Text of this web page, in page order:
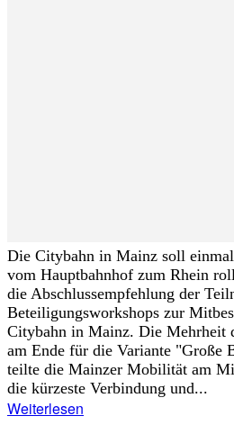
Die Citybahn in Mainz soll
vom Hauptbahnhof zum Rhein
die Abschlussempfehlung der
Beteiligungsworkshops zur
Citybahn in Mainz. Die Mehrheit
am Ende für die Variante "Große
teilte die Mainzer Mobilität am
die kürzeste Verbindung und...
Weiterlesen